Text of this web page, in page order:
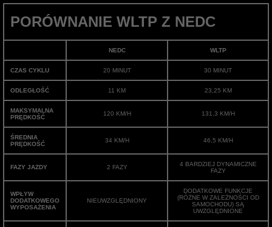
PORÓWNANIE WLTP Z NEDC
NEDC WLTP
CZAS CYKLU 20 MINUT 30 MINUT
ODLEGŁOŚĆ 11 KM 23,25 KM
MAKSYMALNA
PRĘDKOŚĆ
120 KM/H 131,3 KM/H
ŚREDNIA
PRĘDKOŚĆ
34 KM/H 46,5 KM/H
FAZY JAZDY 2 FAZY
4 BARDZIEJ DYNAMICZNE
FAZY
WPŁYW
DODATKOWEGO
WYPOSAŻENIA
NIEUWZGLĘDNIONY
DODATKOWE FUNKCJE
(RÓŻNE W ZALEŻNOŚCI OD
SAMOCHODU) SĄ
UWZGLĘDNIONE